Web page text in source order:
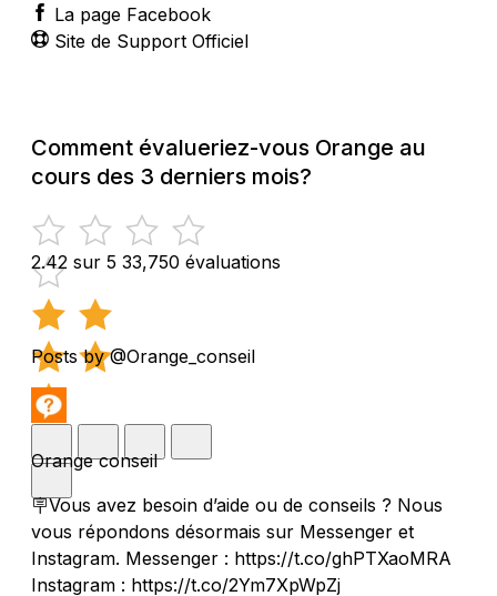
La page Facebook
Site de Support Officiel
Comment évalueriez-vous Orange au
cours des 3 derniers mois?
2.42 sur 5 33,750 évaluations
Posts by @Orange_conseil
Orange conseil
🪧Vous avez besoin d’aide ou de conseils ? Nous
vous répondons désormais sur Messenger et
Instagram. Messenger : https://t.co/ghPTXaoMRA
Instagram : https://t.co/2Ym7XpWpZj